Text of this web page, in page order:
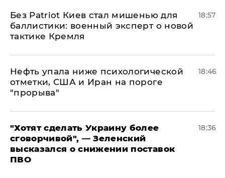
​Без Patriot Киев стал мишенью для
баллистики: военный эксперт о новой
тактике Кремля
18:57
Нефть упала ниже психологической
отметки, США и Иран на пороге
"прорыва"
18:46
​"Хотят сделать Украину более
сговорчивой", — Зеленский
высказался о снижении поставок
ПВО
18:36